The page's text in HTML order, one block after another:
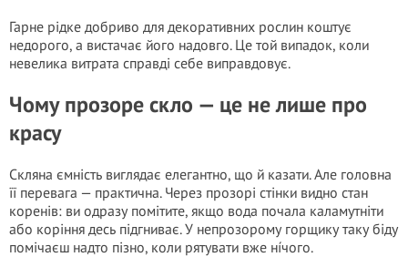
Гарне рідке добриво для декоративних рослин коштує
недорого, а вистачає його надовго. Це той випадок, коли
невелика витрата справді себе виправдовує.
Чому прозоре скло — це не лише про
красу
Скляна ємність виглядає елегантно, що й казати. Але головна
її перевага — практична. Через прозорі стінки видно стан
коренів: ви одразу помітите, якщо вода почала каламутніти
або коріння десь підгниває. У непрозорому горщику таку біду
помічаєш надто пізно, коли рятувати вже нíчого.